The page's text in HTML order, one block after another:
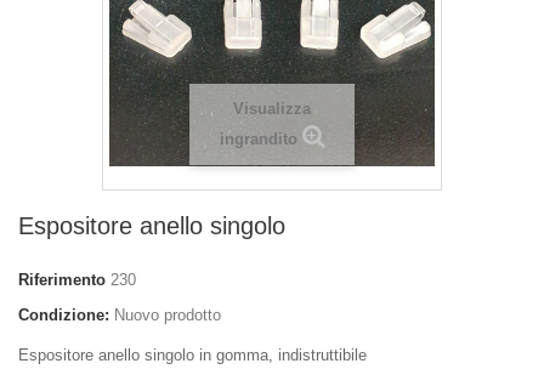
Visualizza
ingrandito
Espositore anello singolo
Riferimento 230
Condizione: Nuovo prodotto
Espositore anello singolo in gomma, indistruttibile